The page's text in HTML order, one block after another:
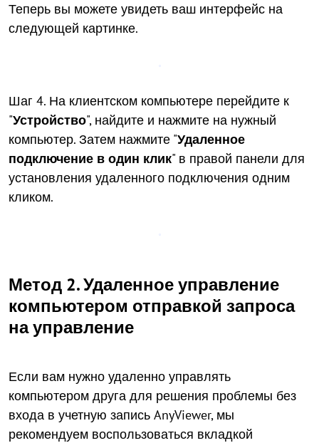
Теперь вы можете увидеть ваш интерфейс на
следующей картинке.
Шаг 4. На клиентском компьютере перейдите к
"Устройство", найдите и нажмите на нужный
компьютер. Затем нажмите "Удаленное
подключение в один клик" в правой панели для
установления удаленного подключения одним
кликом.
Метод 2. Удаленное управление
компьютером отправкой запроса
на управление
Если вам нужно удаленно управлять
компьютером друга для решения проблемы без
входа в учетную запись AnyViewer, мы
рекомендуем воспользоваться вкладкой